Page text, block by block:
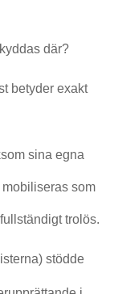
där?
betyder exakt
sina egna
som
trolös.
stödde